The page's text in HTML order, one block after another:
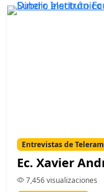
Entrevistas de
Ec. Xavier
7,456 visualizaciones